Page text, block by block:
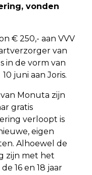
vonden
€ 250,- aan VVV
van
in de vorm van
juni aan Joris.
Monuta zijn
gratis
verloopt is
eigen
Alhoewel de
zijn met het
16 en 18 jaar